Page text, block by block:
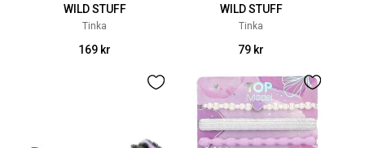
WILD STUFF
Tinka
169 kr
WILD STUFF
Tinka
79 kr